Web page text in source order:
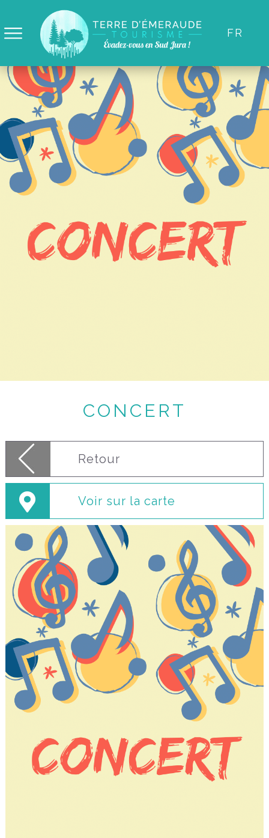
FR
CONCERT
Retour
Voir sur la carte
Panneau de gestion des cookies